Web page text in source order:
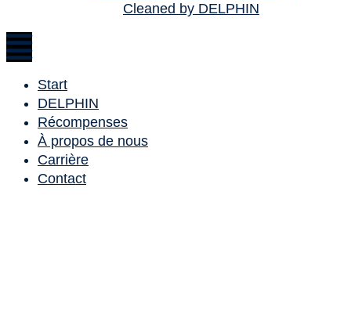
Cleaned by DELPHIN
Start
DELPHIN
Récompenses
À propos de nous
Carrière
Contact